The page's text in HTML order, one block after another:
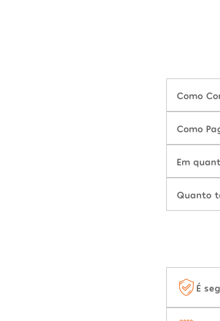
Como
Como
Em
Quanto
É